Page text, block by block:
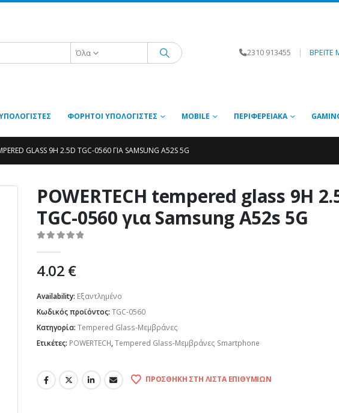
Όλα 2310 913455 | ΒΡΕΙΤΕ
ΦΟΡΗΤΟΊ ΥΠΟΛΟΓΙΣΤΈΣ MOBILE ΠΕΡΙΦΕΡΕΙΑΚΆ
GLASS 9H 2.5D TGC-0560 ΓΙΑ SAMSUNG A52S 5G
POWERTECH tempered glass 9H
TGC-0560 για Samsung A52s 5G
4.02 €
Availability: Εξαντλημένο
Κωδικός προϊόντος: TGC-0560
Κατηγορία: Tempered Glass-Μεμβράνες
Ετικέτες: POWERTECH,Tempered Glass-Μεμβράνες Smartphone
ΠΡΟΣΘΉΚΗ ΣΤΗ ΛΊΣΤΑ ΕΠΙΘΥΜΙΏΝ